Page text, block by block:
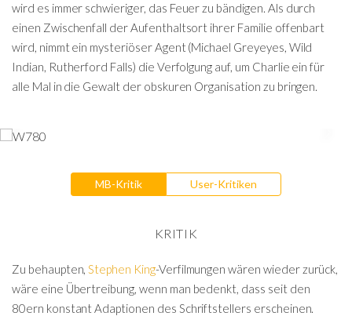
wird es immer schwieriger, das Feuer zu bändigen. Als durch
einen Zwischenfall der Aufenthaltsort ihrer Familie offenbart
wird, nimmt ein mysteriöser Agent (Michael Greyeyes, Wild
Indian, Rutherford Falls) die Verfolgung auf, um Charlie ein für
alle Mal in die Gewalt der obskuren Organisation zu bringen.
MB-Kritik User-Kritiken
KRITIK
Zu behaupten, Stephen King-Verfilmungen wären wieder zurück,
wäre eine Übertreibung, wenn man bedenkt, dass seit den
80ern konstant Adaptionen des Schriftstellers erscheinen.